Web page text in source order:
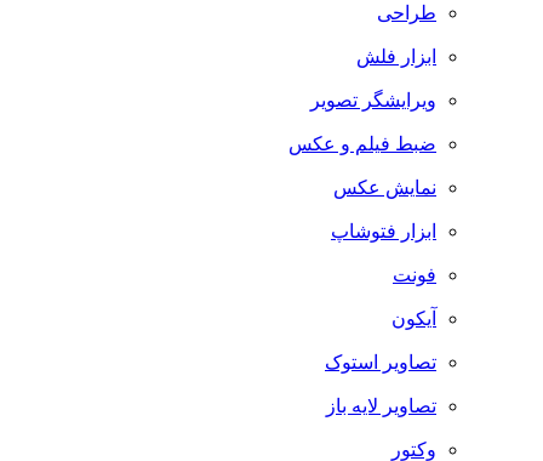
طراحی
ابزار فلش
ویرایشگر تصویر
ضبط فيلم و عكس
نمایش عکس
ابزار فتوشاپ
فونت
آیکون
تصاویر استوک
تصاویر لایه باز
وکتور